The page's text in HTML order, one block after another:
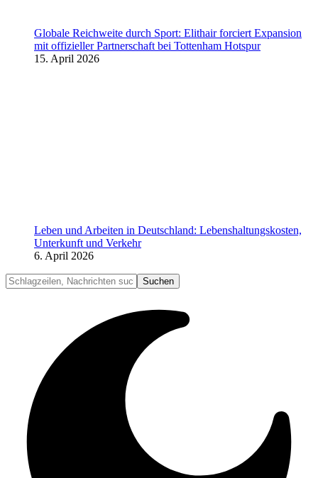
Globale Reichweite durch Sport: Elithair forciert Expansion
mit offizieller Partnerschaft bei Tottenham Hotspur
15. April 2026
Leben und Arbeiten in Deutschland: Lebenshaltungskosten,
Unterkunft und Verkehr
6. April 2026